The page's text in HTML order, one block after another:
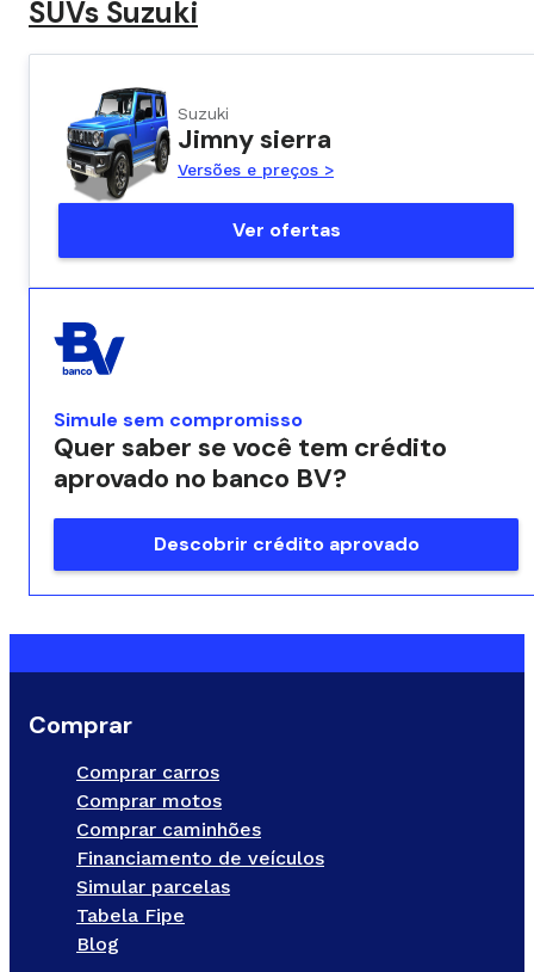
SUVs Suzuki
Suzuki
Jimny sierra
Versões e preços >
Ver ofertas
Simule sem compromisso
Quer saber se você tem crédito
aprovado no banco BV?
Descobrir crédito aprovado
Comprar
Comprar carros
Comprar motos
Comprar caminhões
Financiamento de veículos
Simular parcelas
Tabela Fipe
Blog